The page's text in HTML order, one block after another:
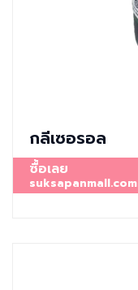
กลีเซอรอล
ซื้อเลย
suksapanmall.com